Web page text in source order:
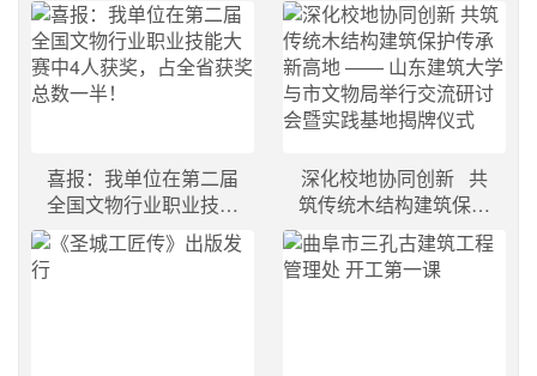
颜”
喜报：我单位在第二届
全国文物行业职业技能
大赛中4人获奖，占全
省获奖总数一半！
深化校地协同创新   共
筑传统木结构建筑保护
传承新高地 —— 山东
建筑大学与市文物局举
行交流研讨会暨实践基